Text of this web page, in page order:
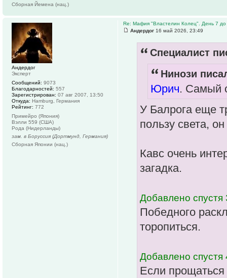
Сборная Йемена (нац.)
Re: Мафия "Властелин Колец". День 7 до
Андердог 16 май 2026, 23:49
Специалист
Нинози
Юрич. Самый
У Балрога еще
пользу света,
Кавс очень
загадка.
Добавлено спустя
Победного
торопиться.
Добавлено
Если
Андердог
Эксперт
Сообщений: 9073
Благодарностей: 557
Зарегистрирован: 07 авг 2007, 13:50
Откуда: Hamburg, Германия
Рейтинг: 772
Примейро (Япония)
Вэлли 559 (США)
Рода (Нидерланды)
зам. в Боруссия (Дортмунд, Германия)
Сборная Японии (нац.)